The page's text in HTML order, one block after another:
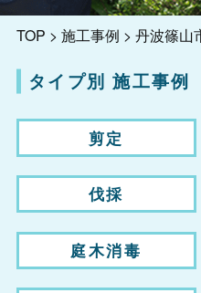
TOP > 施工事例 > 丹波篠山
タイプ別 施工事例
剪定
伐採
庭木消毒